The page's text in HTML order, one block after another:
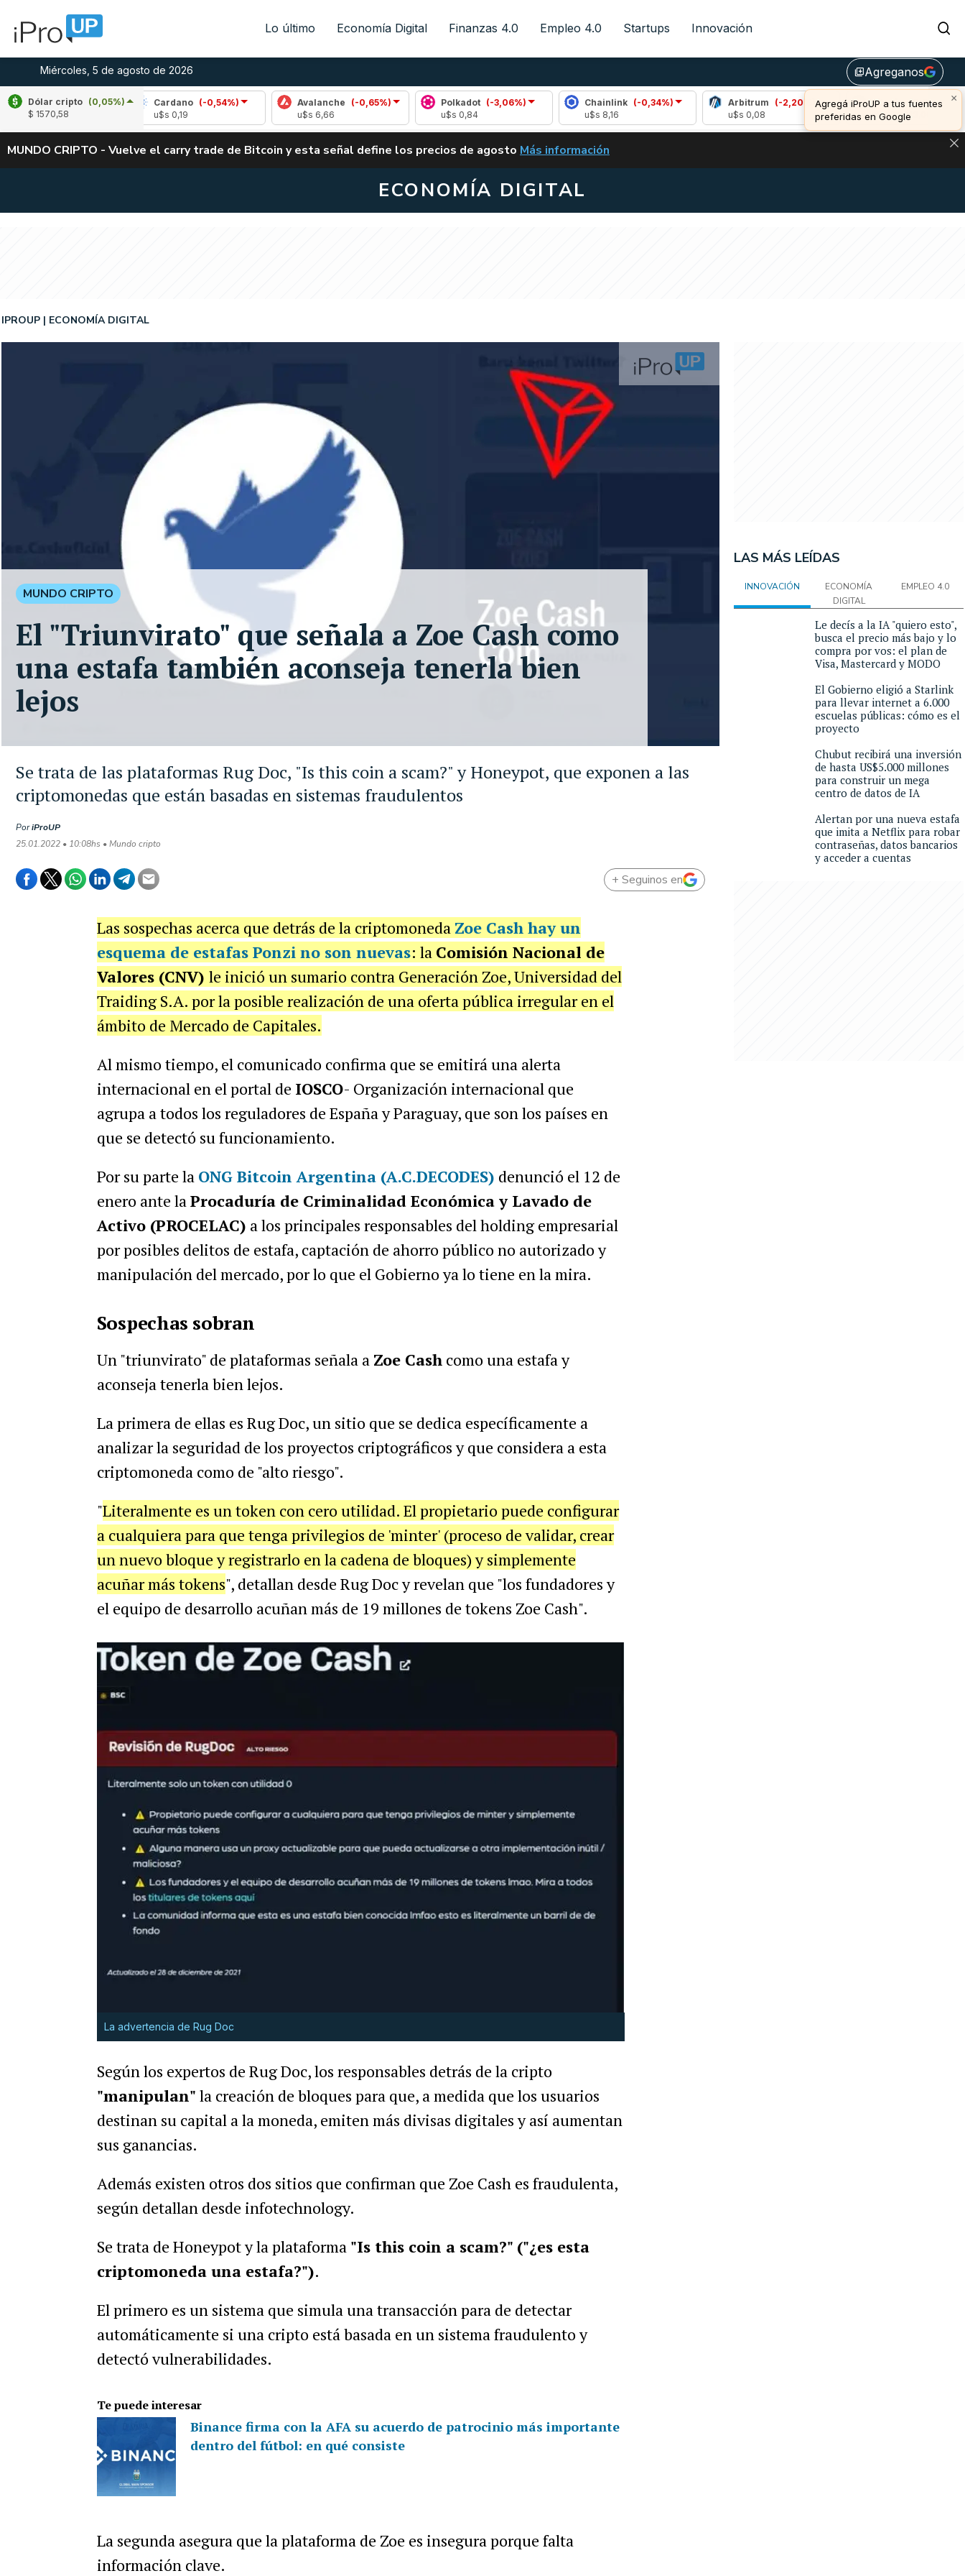
Lo último Economía Digital Finanzas 4.0 Empleo 4.0 Startups Innovación
Miércoles, 5 de agosto de 2026 library_addAgreganos
×
Agregá iProUP a tus fuentes
preferidas en Google
Dólar cripto (0,05%)
$ 1570,58
(-1,21%)
Cardano
(-0,54%)
Avalanche (-0,65%)
Polkadot
(-3,06%)
Chainlink
(-0,34%)
Arbitrum
(-2,20%)
Bitcoin (0,63%)
u$s 64.613,00
ALERTA
MUNDO CRIPTO - Vuelve el carry trade de Bitcoin y esta señal define los precios de agosto VUELVE EL CARRY TRADE DE BITCOIN Y ESTA SEÑAL DEFINE LOS PRECIOS DE
Más información
ECONOMÍA DIGITAL
Se trata de las plataformas Rug Doc, "Is this coin a scam?" y Honeypot, que exponen a las
criptomonedas que están basadas en sistemas fraudulentos
IPROUP ECONOMÍA DIGITAL
PoriProUP
25.01.2022 • 10:08hs • Mundo cripto
MUNDO CRIPTO
El "Triunvirato" que señala a Zoe Cash como
una estafa también aconseja tenerla bien
lejos
+ Seguinos en
Las sospechas acerca que detrás de la criptomoneda Zoe Cash hay un
esquema de estafas Ponzi no son nuevas: la Comisión Nacional de
Valores (CNV) le inició un sumario contra Generación Zoe, Universidad del
Traiding S.A. por la posible realización de una oferta pública irregular en el
ámbito de Mercado de Capitales.
Al mismo tiempo, el comunicado confirma que se emitirá una alerta
internacional en el portal de IOSCO- Organización internacional que
agrupa a todos los reguladores de España y Paraguay, que son los países en
que se detectó su funcionamiento.
Por su parte la ONG Bitcoin Argentina (A.C.DECODES) denunció el 12 de
enero ante laProcaduría de Criminalidad Económica y Lavado de
Activo (PROCELAC) a los principales responsables del holding empresarial
por posibles delitos de estafa, captación de ahorro público no autorizado y
manipulación del mercado, por lo que el Gobierno ya lo tiene en la mira.
Sospechas sobran
Un "triunvirato" de plataformas señala a Zoe Cashcomo una estafa y
aconseja tenerla bien lejos.
La primera de ellas es Rug Doc, un sitio que se dedica específicamente a
analizar la seguridad de los proyectos criptográficos y que considera a esta
criptomoneda como de "alto riesgo".
"Literalmente es un token con cero utilidad. El propietario puede configurar
a cualquiera para que tenga privilegios de 'minter' (proceso de validar, crear
un nuevo bloque y registrarlo en la cadena de bloques) y simplemente
acuñar más tokens", detallan desde Rug Doc y revelan que "los fundadores y
el equipo de desarrollo acuñan más de 19 millones de tokens Zoe Cash".
La advertencia de Rug Doc
Según los expertos de Rug Doc, los responsables detrás de la cripto
"manipulan" la creación de bloques para que, a medida que los usuarios
destinan su capital a la moneda, emiten más divisas digitales y así aumentan
sus ganancias.
Además existen otros dos sitios que confirman que Zoe Cash es fraudulenta,
según detallan desde infotechnology.
Se trata de Honeypot y la plataforma "Is this coin a scam?" ("¿es esta
criptomoneda una estafa?").
El primero es un sistema que simula una transacción para de detectar
automáticamente si una cripto está basada en un sistema fraudulento y
detectó vulnerabilidades.
Te puede interesar
Binance firma con la AFA su acuerdo de patrocinio más importante
dentro del fútbol: en qué consiste
La segunda asegura que la plataforma de Zoe es insegura porque falta
información clave.
LAS MÁS LEÍDAS
INNOVACIÓN
ECONOMÍA
DIGITAL
EMPLEO 4.0
Le decís a la IA "quiero esto",
busca el precio más bajo y lo
compra por vos: el plan de
Visa, Mastercard y MODO
El Gobierno eligió a Starlink
para llevar internet a 6.000
escuelas públicas: cómo es el
proyecto
Chubut recibirá una inversión
de hasta US$5.000 millones
para construir un mega
centro de datos de IA
Alertan por una nueva estafa
que imita a Netflix para robar
contraseñas, datos bancarios
y acceder a cuentas